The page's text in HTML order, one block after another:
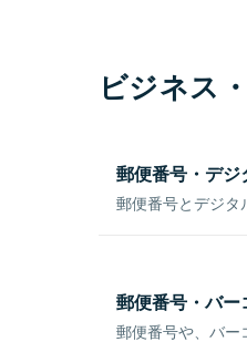
ビジネス
郵便番号・デ
郵便番号とデジタ
郵便番号・バ
郵便番号や、バー